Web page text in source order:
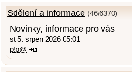
Sdělení a informace (46/6370)
Novinky, informace pro vás
st 5. srpen 2026 05:01
p!p@